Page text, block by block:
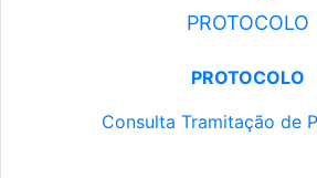
PROTOCOLO
PROTOCOLO
Consulta Tramitação de